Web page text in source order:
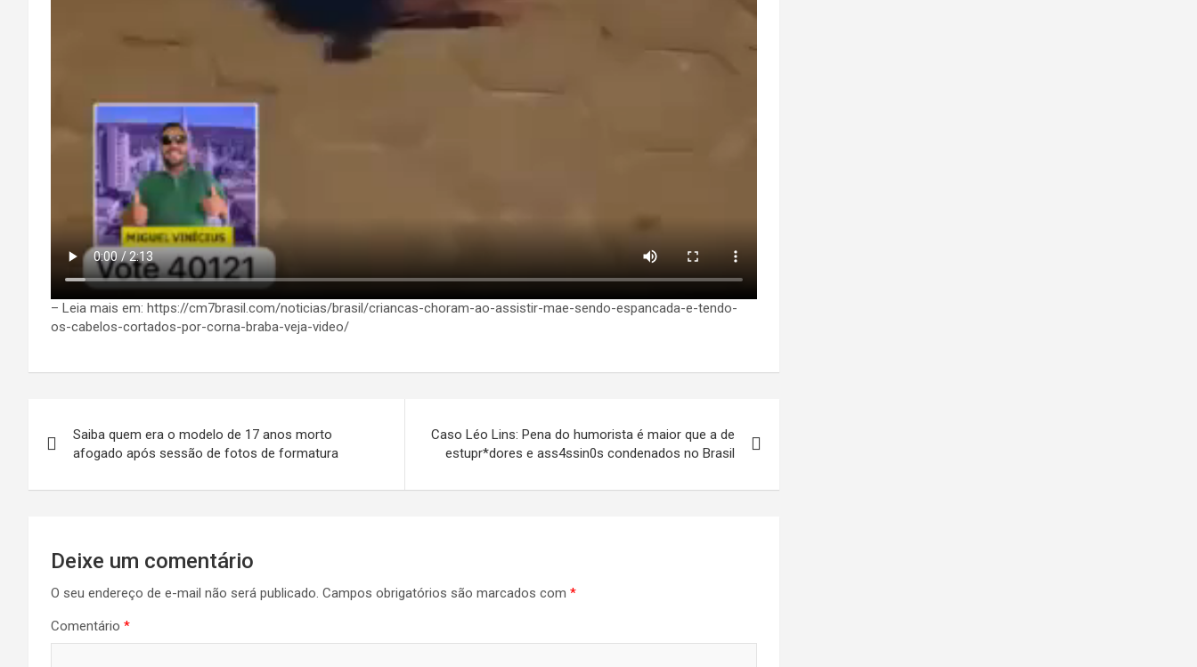
– Leia mais em: https://cm7brasil.com/noticias/brasil/criancas-choram-ao-assistir-mae-sendo-espancada-e-tendo-
os-cabelos-cortados-por-corna-braba-veja-video/
de
Post
Saiba quem era o modelo de 17 anos morto
afogado após sessão de fotos de formatura
Caso Léo Lins: Pena do humorista é maior que a de
estupr*dores e ass4ssin0s condenados no Brasil
Deixe um comentário
O seu endereço de e-mail não será publicado. Campos obrigatórios são marcados com *
Comentário *